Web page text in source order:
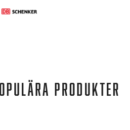
PRODUKTER